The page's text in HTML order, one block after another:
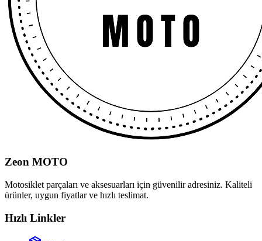
Zeon MOTO
Motosiklet parçaları ve aksesuarları için güvenilir adresiniz. Kaliteli
ürünler, uygun fiyatlar ve hızlı teslimat.
Hızlı Linkler